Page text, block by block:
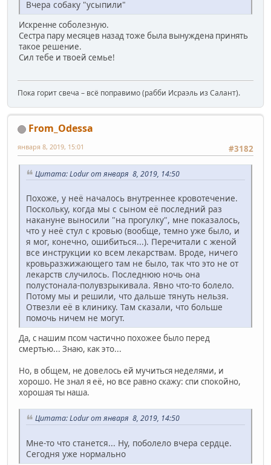
Вчера собаку "усыпили"
Искренне соболезную.
Сестра пару месяцев назад тоже была вынуждена принять
такое решение.
Сил тебе и твоей семье!
Пока горит свеча – всё поправимо (рабби Исраэль из Салант).
From_Odessa
#3182
января 8, 2019, 15:01
Цитата: Lodur от января 8, 2019, 14:50
Похоже, у неё началось внутреннее кровотечение.
Поскольку, когда мы с сыном её последний раз
накануне выносили "на прогулку", мне показалось,
что у неё стул с кровью (вообще, темно уже было, и
я мог, конечно, ошибиться...). Перечитали с женой
все инструкции ко всем лекарствам. Вроде, ничего
кровьразжижающего там не было, так что это не от
лекарств случилось. Последнюю ночь она
полустонала-полувзрыкивала. Явно что-то болело.
Потому мы и решили, что дальше тянуть нельзя.
Отвезли её в клинику. Там сказали, что больше
помочь ничем не могут.
Да, с нашим псом частично похожее было перед
смертью... Знаю, как это...
Но, в общем, не довелось ей мучиться неделями, и
хорошо. Не знал я её, но все равно скажу: спи спокойно,
хорошая ты наша.
Цитата: Lodur от января 8, 2019, 14:50
Мне-то что станется... Ну, поболело вчера сердце.
Сегодня уже нормально